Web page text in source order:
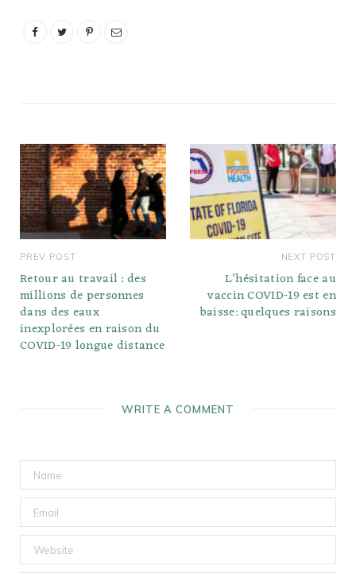
gens remplacent le
PREV POST
Retour au travail : des
millions de personnes
dans des eaux
inexplorées en raison du
COVID-19 longue distance
NEXT POST
L’hésitation face au
vaccin COVID-19 est en
baisse: quelques raisons
WRITE A COMMENT